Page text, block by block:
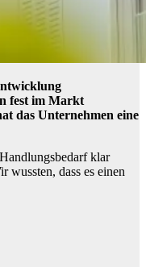
fest im Markt
das Unternehmen eine
klar
wussten, dass es einen